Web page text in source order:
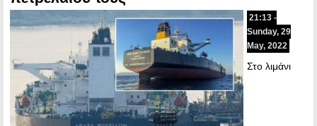
21:13 -
Sunday, 29
May, 2022
Στο λιμάνι